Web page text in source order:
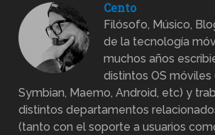
Cento
Filósofo, Músico,
de la tecnología
muchos años
distintos OS móviles
Symbian, Maemo, Android, etc) y
distintos departamentos
(tanto con el soporte a usuarios